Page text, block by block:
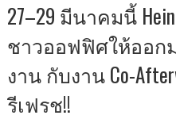
27–29 มีนาคมนี้
ชาวออฟฟิศให้ออก
งาน กับงาน Co-
รีเฟรช!!